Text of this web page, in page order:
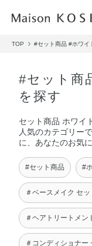
TOP #セット商品 #ホワイ
#セット商
を探す
セット商品 ホワイ
人気のカテゴリー
に、あなたのお気
#セット商品 #
＃ベースメイク セッ
＃ヘアトリートメン
＃コンディショナー